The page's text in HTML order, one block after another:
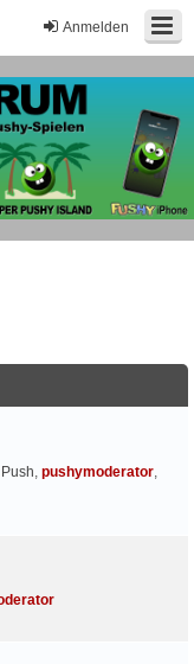
Anmelden
, pushymoderator,